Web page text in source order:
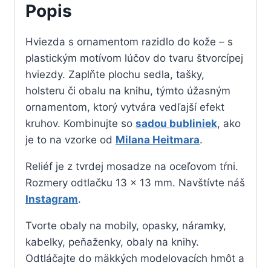
Popis
Hviezda s ornamentom razidlo do kože – s
plastickým motívom lúčov do tvaru štvorcípej
hviezdy. Zaplňte plochu sedla, tašky,
holsteru či obalu na knihu, týmto úžasným
ornamentom, ktorý vytvára vedľajší efekt
kruhov. Kombinujte so sadou bubliniek, ako
je to na vzorke od Milana Heitmara.
Reliéf je z tvrdej mosadze na oceľovom tŕni.
Rozmery odtlačku 13 x 13 mm. Navštívte náš
Instagram.
Tvorte obaly na mobily, opasky, náramky,
kabelky, peňaženky, obaly na knihy.
Odtláčajte do mäkkých modelovacích hmôt a